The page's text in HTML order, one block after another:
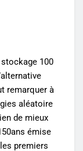
stockage 100
remarquer à
aléatoire
de mieux
émise
premiers